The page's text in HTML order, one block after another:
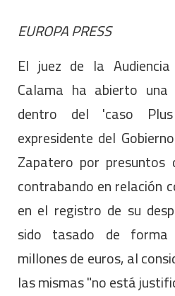
EUROPA PRESS
El juez de la
Calama ha abierto una
dentro del 'caso
expresidente del
Zapatero por
contrabando en relación
en el registro de su
sido tasado de
millones de euros, al
las mismas "no está